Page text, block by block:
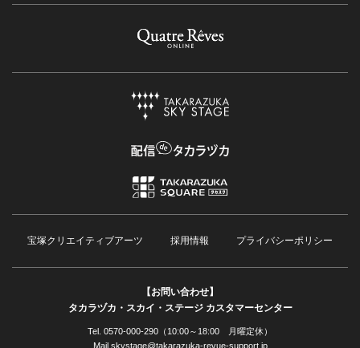
宝塚クリエイティブアーツ 採用情報 プライバシーポリシー
【お問い合わせ】
タカラヅカ・スカイ・ステージ カスタマーセンター
Tel. 0570-000-290（10:00～18:00 月曜定休）
Mail skystage@takarazuka-revue-support.jp